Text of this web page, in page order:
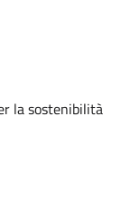
la sostenibilità